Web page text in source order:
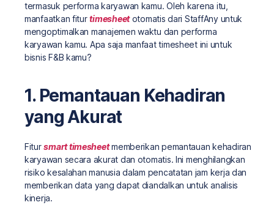
termasuk performa karyawan kamu. Oleh karena itu,
manfaatkan fiturtimesheetotomatis dari StaffAny untuk
mengoptimalkan manajemen waktu dan performa
karyawan kamu. Apa saja manfaat timesheet ini untuk
bisnis F&B kamu?
1. Pemantauan Kehadiran
yang Akurat
Fitursmart timesheetmemberikan pemantauan kehadiran
karyawan secara akurat dan otomatis. Ini menghilangkan
risiko kesalahan manusia dalam pencatatan jam kerja dan
memberikan data yang dapat diandalkan untuk analisis
kinerja.